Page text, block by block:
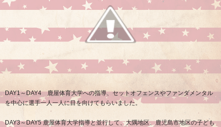
DAY1～DAY4鹿屋体育大学への指導、セットオフェンスやファンダメンタル
を中心に選手一人一人に目を向けてもらいました。
DAY3～DAY5鹿屋体育大学指導と並行して、大隅地区、鹿児島市地区の子ども